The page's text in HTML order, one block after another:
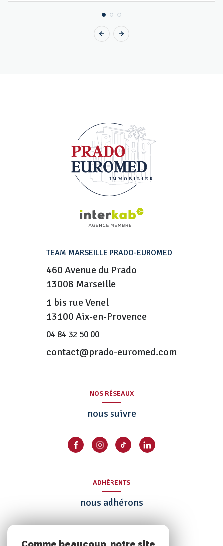
TEAM MARSEILLE PRADO-EUROMED
460 Avenue du Prado
13008 Marseille
1 bis rue Venel
13100 Aix-en-Provence
04 84 32 50 00
contact@prado-euromed.com
NOS RÉSEAUX
nous suivre
ADHÉRENTS
nous adhérons
Comme beaucoup, notre site